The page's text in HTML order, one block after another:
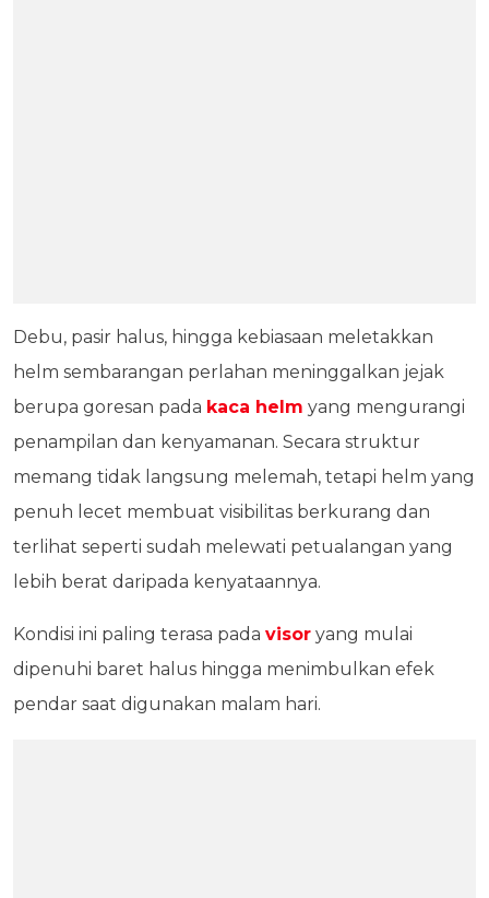
Debu, pasir halus, hingga kebiasaan meletakkan
helm sembarangan perlahan meninggalkan jejak
berupa goresan pada kaca helm yang mengurangi
penampilan dan kenyamanan. Secara struktur
memang tidak langsung melemah, tetapi helm yang
penuh lecet membuat visibilitas berkurang dan
terlihat seperti sudah melewati petualangan yang
lebih berat daripada kenyataannya.
Kondisi ini paling terasa pada visor yang mulai
dipenuhi baret halus hingga menimbulkan efek
pendar saat digunakan malam hari.